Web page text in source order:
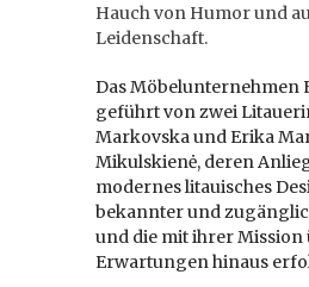
Hauch von Humor und
Leidenschaft.
Das Möbelunternehmen
geführt von zwei
Markovska und Erika
Mikulskienė, deren
modernes litauisches
bekannter und
und die mit ihrer Mission
Erwartungen hinaus